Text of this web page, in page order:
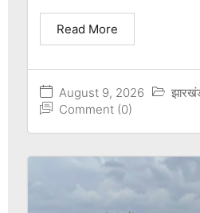
August 9, 2026
Comment (0)
Read More